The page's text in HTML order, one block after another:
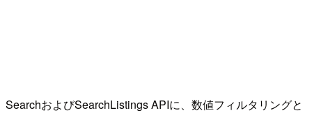
SearchおよびSearchListings APIに、数値フィルタリングと